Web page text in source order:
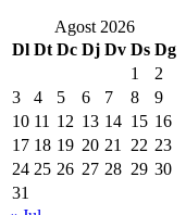
Agost 2026
Dl Dt Dc Dj Dv Ds Dg
1
2
3
4 5 6 7 8
9
10 11 12 13 14 15 16
17 18 19 20 21 22 23
24 25 26 27 28 29 30
31